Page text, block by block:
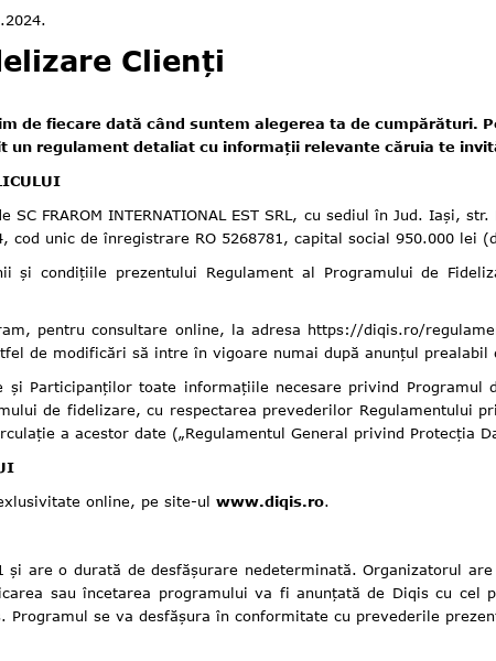
Clienți
de fiecare dată când suntem alegerea ta de cumpărături.
regulament detaliat cu informații relevante căruia te
FRAROM INTERNATIONAL EST SRL, cu sediul în Jud. Iași,
unic de înregistrare RO 5268781, capital social 950.000 lei
și condițiile prezentului Regulament al Programului de
pentru consultare online, la adresa https://diqis.ro/
de modificări să intre în vigoare numai după anunțul
și Participanților toate informațiile necesare privind
de fidelizare, cu respectarea prevederilor Regulamentului
a acestor date („Regulamentul General privind Protecția
online, pe site-ul www.diqis.ro.
are o durată de desfășurare nedeterminată. Organizatorul
sau încetarea programului va fi anunțată de Diqis cu
se va desfășura în conformitate cu prevederile